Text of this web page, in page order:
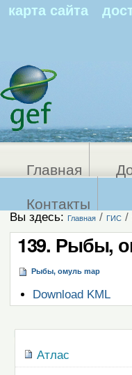
карта сайта
Главная
Контакты
Вы здесь: Главная / ГИС /
139. Рыбы,
Рыбы, омуль map
Операции
с
Download KML
Атлас